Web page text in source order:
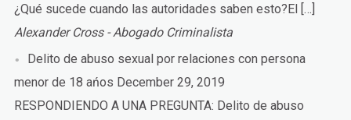
¿Qué sucede cuando las autoridades saben esto?El […]
Alexander Cross - Abogado Criminalista
Delito de abuso sexual por relaciones con persona
menor de 18 ańos December 29, 2019
RESPONDIENDO A UNA PREGUNTA: Delito de abuso